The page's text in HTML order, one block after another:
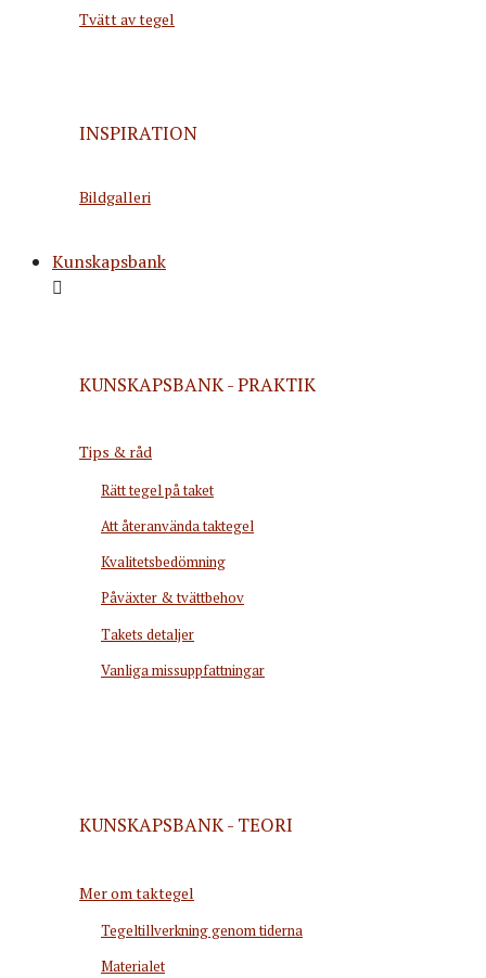
Tvätt av tegel
INSPIRATION
Bildgalleri
Kunskapsbank
KUNSKAPSBANK - PRAKTIK
Tips & råd
Rätt tegel på taket
Att återanvända taktegel
Kvalitetsbedömning
Påväxter & tvättbehov
Takets detaljer
Vanliga missuppfattningar
KUNSKAPSBANK - TEORI
Mer om taktegel
Tegeltillverkning genom tiderna
Materialet